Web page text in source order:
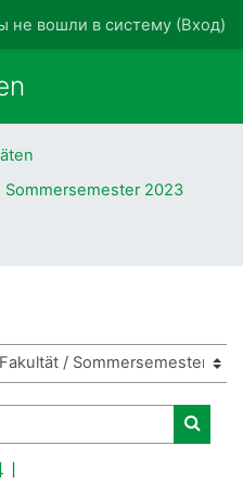
не вошли в систему (Вход)
Sommersemester 2023
Поиск
I